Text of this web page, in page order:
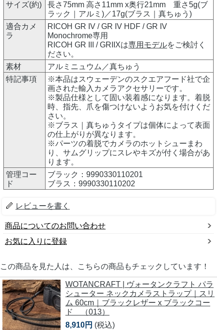
サイズ(約)
長さ75mm 高さ11mm x奥行21mm 重さ5g(ブ
ラック｜アルミ)／17g(ブラス｜真ちゅう)
適合カメ
ラ
RICOH GR IV / GR IV HDF / GR IV
Monochrome専用
RICOH GR III / GRIIXは専用モデルをご検討く
ださい。
素材
アルミニュウム／真ちゅう
特記事項
※本品はスウェーデンのスクエアフード社で企
画された輸入カメラアクセサリーです。
※製品仕様として固い装着感になります。着脱
時、指先、爪を傷つけないようお気を付けくだ
さい。
※ブラス｜真ちゅうタイプは個体によって表面
の仕上がりが異なります。
※パーツの着脱でカメラのホットシューまわ
り、サムグリップにスレやキズが付く場合があ
ります。
管理コー
ド
ブラック：9990330110201
ブラス：9990330110202
レビューを書く
商品についてのお問い合わせ
お気に入りに登録
この商品を見た人は、こちらの商品もチェックしています！
WOTANCRAFT | ヴォータンクラフト パラ
シューター ネックカメラストラップ｜スリ
ム 60cm｜ブラックレザー x ブラックコー
ド （013）
8,910円 (税込)